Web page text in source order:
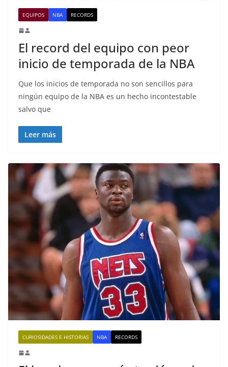
EQUIPOS NBA RECORDS
El record del equipo con peor
inicio de temporada de la NBA
Que los inicios de temporada no son sencillos para
ningún equipo de la NBA es un hecho incontestable
salvo que
Leer más
CURIOSIDADES E HISTORIAS NBA RECORDS